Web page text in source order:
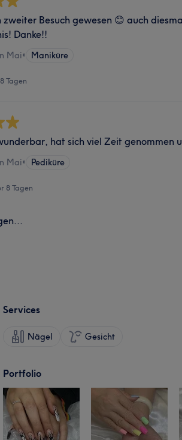
zweiter Besuch gewesen 😊 auch
Danke!!
Mai• Maniküre
Tagen
hat sich viel Zeit genommen
Mai• Pediküre
8 Tagen
Services
Nägel Gesicht
Portfolio